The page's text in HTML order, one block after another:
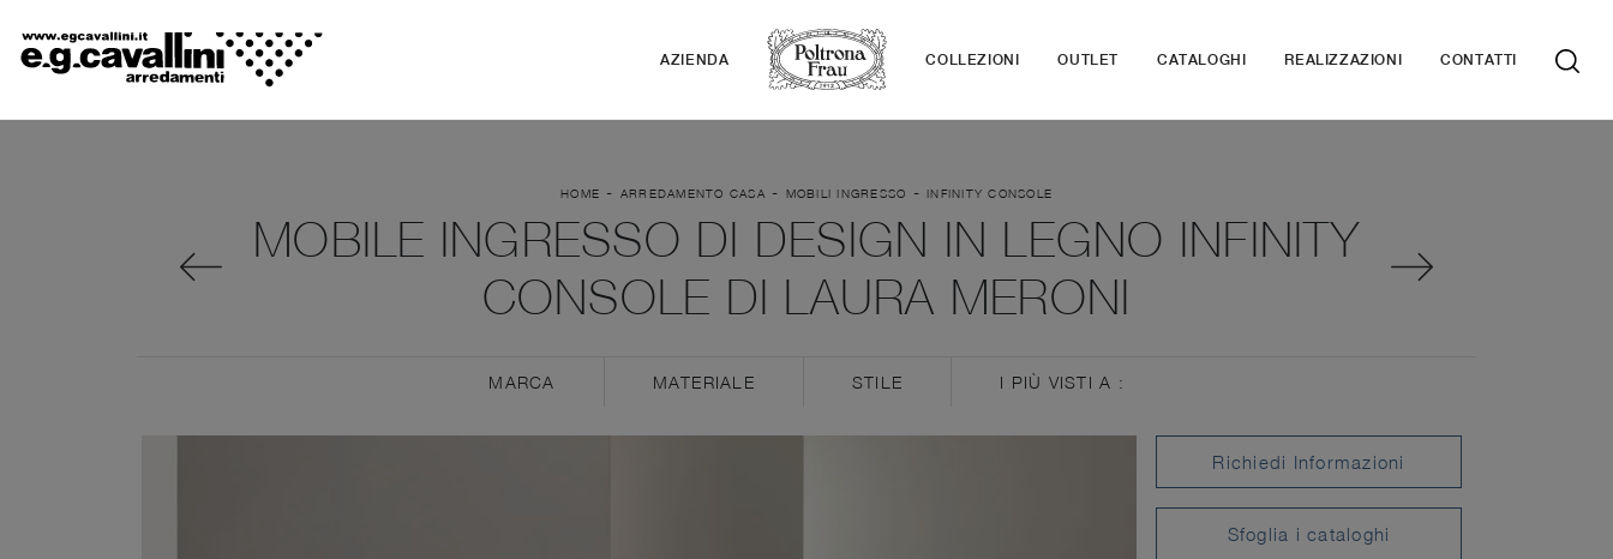
AZIENDA COLLEZIONI OUTLET CATALOGHI REALIZZAZIONI CONTATTI
HOME - ARREDAMENTO CASA - MOBILI INGRESSO - INFINITY CONSOLE
MOBILE INGRESSO DI DESIGN IN LEGNO INFINITY
CONSOLE DI LAURA MERONI
MARCA MATERIALE STILE I PIÙ VISTI A :
Richiedi Informazioni
Sfoglia i cataloghi